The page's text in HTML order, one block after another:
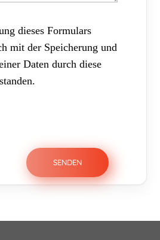
dieses Formulars
mit der Speicherung und
Daten durch diese